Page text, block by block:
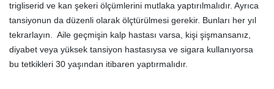
trigliserid ve kan şekeri ölçümlerini mutlaka yaptırılmalıdır. Ayrıca
tansiyonun da düzenli olarak ölçtürülmesi gerekir. Bunları her yıl
tekrarlayın. Aile geçmişin kalp hastası varsa, kişi şişmansanız,
diyabet veya yüksek tansiyon hastasıysa ve sigara kullanıyorsa
bu tetkikleri 30 yaşından itibaren yaptırmalıdır.